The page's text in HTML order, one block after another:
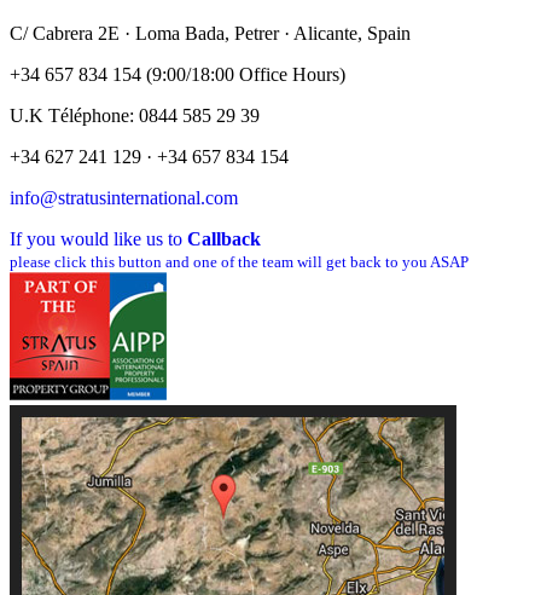
C/ Cabrera 2E · Loma Bada, Petrer · Alicante, Spain
+34 657 834 154 (9:00/18:00 Office Hours)
U.K Téléphone: 0844 585 29 39
+34 627 241 129 · +34 657 834 154
info@stratusinternational.com
If you would like us to Callback
please click this button and one of the team will get back to you ASAP